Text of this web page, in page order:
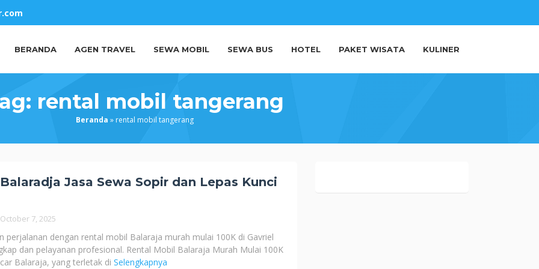
BERANDA AGEN TRAVEL SEWA MOBIL SEWA BUS HOTEL PAKET WISATA KULINER
rental mobil tangerang
Beranda » rental mobil tangerang
Jasa Sewa Sopir dan Lepas Kunci
October 7, 2025
perjalanan dengan rental mobil Balaraja murah mulai 100K di Gavriel
dan pelayanan profesional. Rental Mobil Balaraja Murah Mulai 100K
Balaraja, yang terletak di Selengkapnya